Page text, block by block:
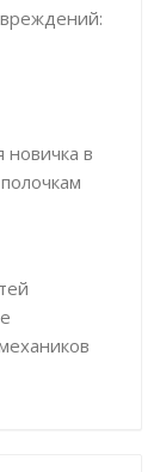
новичка в